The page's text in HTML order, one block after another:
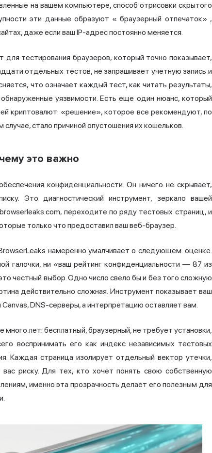
на вашем компьютере, способ отрисовки скрытого
эти данные образуют «браузерный отпечаток» ,
даже если ваш IP-адрес постоянно меняется.
тестирования браузеров, который точно показывает,
отдельных тестов, не запрашивает учетную запись и
что означает каждый тест, как читать результаты,
уязвимости. Есть еще один нюанс, который
криптовалют: «решение», которое все рекомендуют, по
стало причиной опустошения их кошельков.
это важно
конфиденциальности. Он ничего не скрывает,
Это диагностический инструмент, зеркало вашей
переходите по ряду тестовых страниц, и
только что предоставил ваш веб-браузер.
намеренно умалчивает о следующем: оценке.
галочки, ни «ваш рейтинг конфиденциальности — 87 из
честный выбор. Одно число свело бы и без того сложную
действительно сложная. Инструмент показывает ваш
Canvas, DNS-серверы, а интерпретацию оставляет вам.
лет: бесплатный, браузерный, не требует установки,
воспринимать его как индекс независимых тестовых
Каждая страница изолирует отдельный вектор утечки,
риску. Для тех, кто хочет понять свою собственную
именно эта прозрачность делает его полезным для